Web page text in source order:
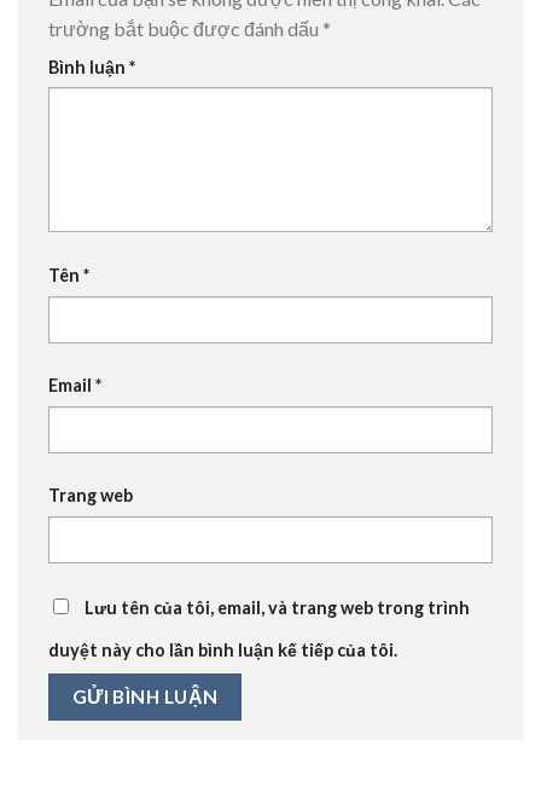
trường bắt buộc được đánh dấu *
Bình luận *
Tên *
Email *
Trang web
Lưu tên của tôi, email, và trang web trong trình
duyệt này cho lần bình luận kế tiếp của tôi.